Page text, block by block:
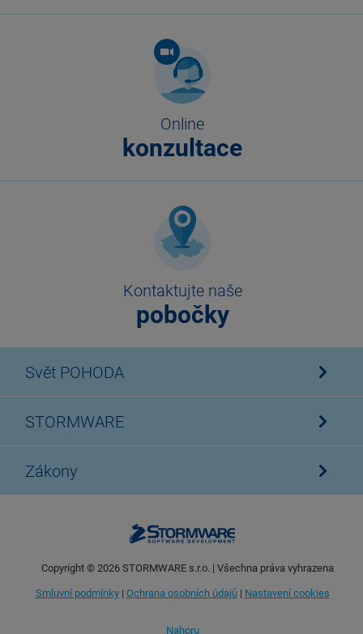
Online
konzultace
Kontaktujte naše
pobočky
Svět POHODA
STORMWARE
Zákony
Copyright © 2026STORMWARE s.r.o. | Všechna práva vyhrazena
Smluvní podmínky| Ochrana osobních údajů| Nastavení cookies
Nahoru